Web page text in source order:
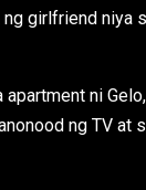
girlfriend niya
ni
ng TV at